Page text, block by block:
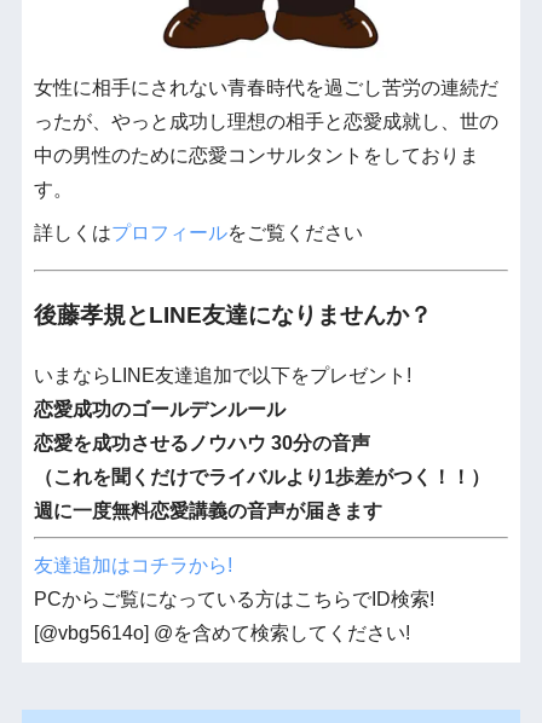
女性に相手にされない青春時代を過ごし苦労の連続だ
ったが、やっと成功し理想の相手と恋愛成就し、世の
中の男性のために恋愛コンサルタントをしておりま
す。
詳しくはプロフィールをご覧ください
後藤孝規とLINE友達になりませんか？
いまならLINE友達追加で以下をプレゼント!
恋愛成功のゴールデンルール
恋愛を成功させるノウハウ 30分の音声
（これを聞くだけでライバルより1歩差がつく！！）
週に一度無料恋愛講義の音声が届きます
友達追加はコチラから!
PCからご覧になっている方はこちらでID検索!
[@vbg5614o] @を含めて検索してください!